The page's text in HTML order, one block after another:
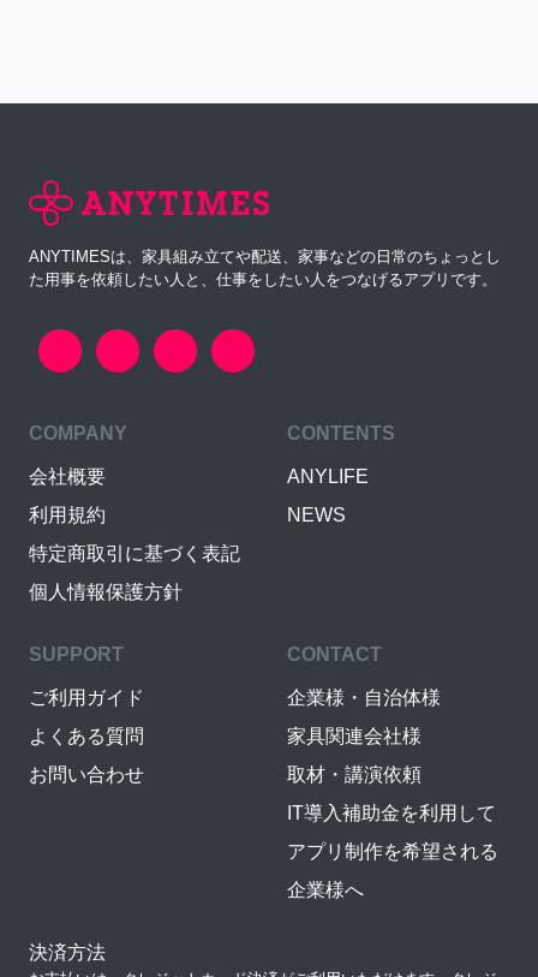
ANYTIMESは、家具組み立てや配送、家事などの日常のちょっとし
た用事を依頼したい人と、仕事をしたい人をつなげるアプリです。
COMPANY
会社概要
利用規約
特定商取引に基づく表記
個人情報保護方針
CONTENTS
ANYLIFE
NEWS
SUPPORT
ご利用ガイド
よくある質問
お問い合わせ
CONTACT
企業様・自治体様
家具関連会社様
取材・講演依頼
IT導入補助金を利用して
アプリ制作を希望される
企業様へ
決済方法